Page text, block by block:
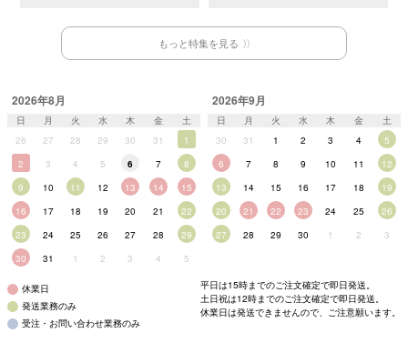
もっと特集を見る
2026年8月
日 月 火 水 木 金
土
26
27 28 29 30 31
1
2
3 4 5 6 7
8
9
10 11 12 13 14
15
16
17 18 19 20 21
22
23
24 25 26 27 28
29
30
31 1 2 3 4 5
2026年9月
日 月 火 水 木 金
土
30
31 1 2 3 4
5
6
7 8 9 10 11
12
13
14 15 16 17 18
19
20
21 22 23 24 25
26
27
28 29 30 1 2 3
休業日
発送業務のみ
受注・お問い合わせ業務のみ
平日は15時までのご注文確定で即日発送。
土日祝は12時までのご注文確定で即日発送。
休業日は発送できませんので、ご注意願います。